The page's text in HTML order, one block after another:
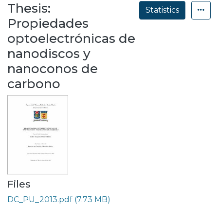
Depósito
Thesis:
Propiedades
optoelectrónicas de
nanodiscos y
nanoconos de
carbono
Statistics
Files
DC_PU_2013.pdf (7.73 MB)